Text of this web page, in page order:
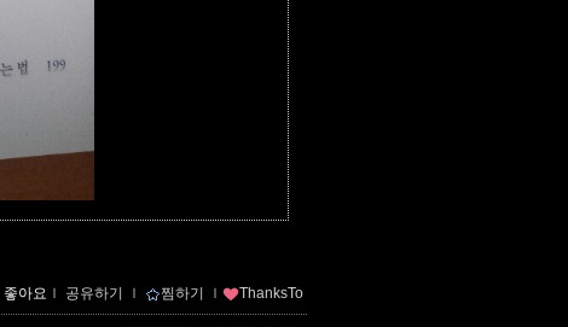
좋아요 ｌ 공유하기 ｌ 찜하기 ｌ ThanksTo